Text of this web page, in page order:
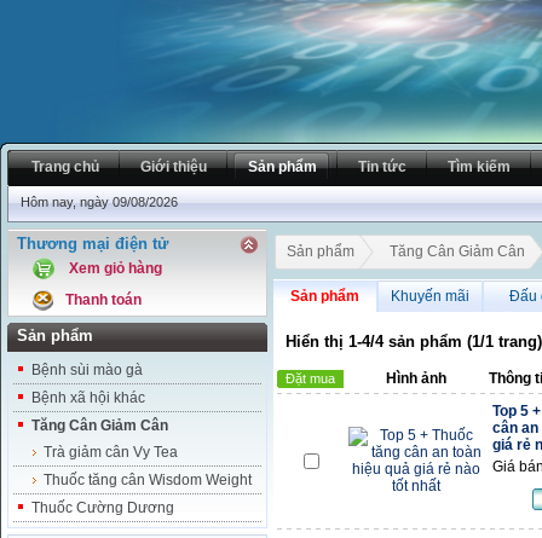
Trang chủ Giới thiệu Sản phẩm Tin tức Tìm kiếm
Hôm nay, ngày 09/08/2026
Thương mại điện tử
Xem giỏ hàng
Thanh toán
Sản phẩm
Bệnh sùi mào gà
Bệnh xã hội khác
Tăng Cân Giảm Cân
Trà giảm cân Vy Tea
Thuốc tăng cân Wisdom Weight
Thuốc Cường Dương
Sản phẩm Tăng Cân Giảm Cân
Sản phẩm Khuyến mãi Đấu
Hiển thị 1-4/4 sản phẩm (1/1 trang)
Đặt mua Hình ảnh
Thông
Top 5
cân an
giá rẻ
Giá